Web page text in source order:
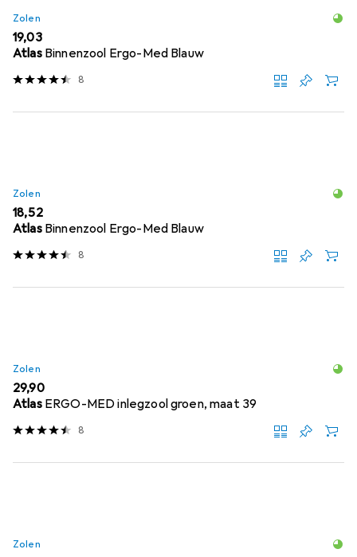
Zolen
EUR
19,03
Atlas Binnenzool Ergo-Med Blauw
8
Zolen
EUR
18,52
Atlas Binnenzool Ergo-Med Blauw
8
Zolen
EUR
29,90
Atlas ERGO-MED inlegzool groen, maat 39
8
Zolen